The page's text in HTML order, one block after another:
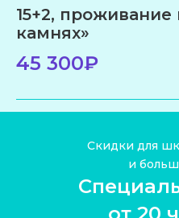
15+2,
камнях»
45 300₽
Скидки для
и
от 20
С ВЫБОРОМ
ПРОГРАММЫ